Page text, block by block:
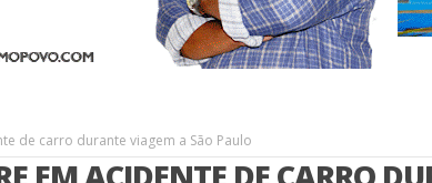
de carro durante viagem a São Paulo